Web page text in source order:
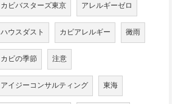
カビバスターズ東京 アレルギーゼロ
ハウスダスト カビアレルギー 黴雨
カビの季節 注意
アイジーコンサルティング 東海